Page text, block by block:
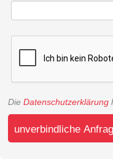
Die Datenschutzerklärung
unverbindliche